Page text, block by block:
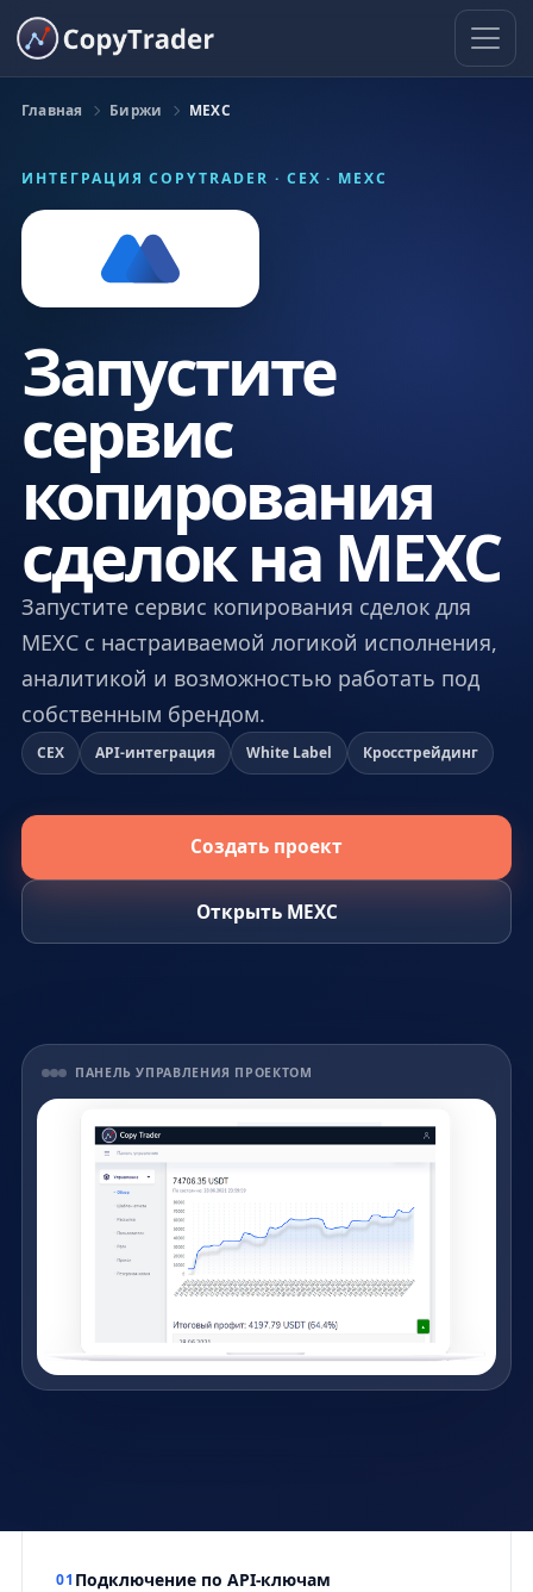
Главная Биржи MEXC
ИНТЕГРАЦИЯ COPYTRADER · CEX · MEXC
Запустите
сервис
копирования
сделок на MEXC
Запустите сервис копирования сделок для
MEXC с настраиваемой логикой исполнения,
аналитикой и возможностью работать под
собственным брендом.
CEX API-интеграция White Label Кросстрейдинг
Создать проект
Открыть MEXC
ПАНЕЛЬ УПРАВЛЕНИЯ ПРОЕКТОМ
01 Подключение по API-ключам